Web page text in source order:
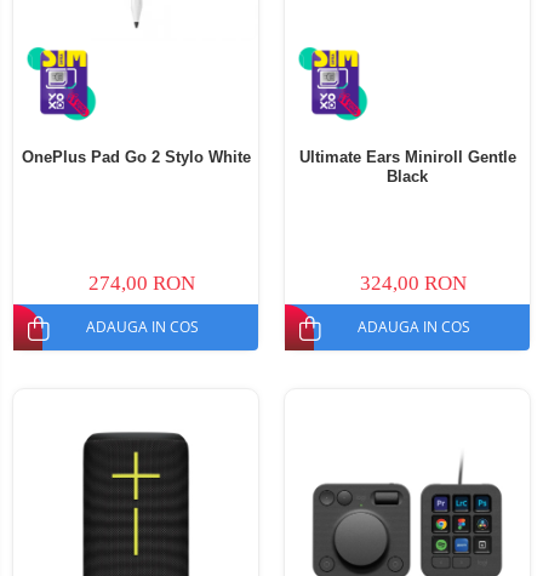
OnePlus Pad Go 2 Stylo White
274,00 RON
ADAUGA IN COS
Ultimate Ears Miniroll Gentle
Black
324,00 RON
ADAUGA IN COS